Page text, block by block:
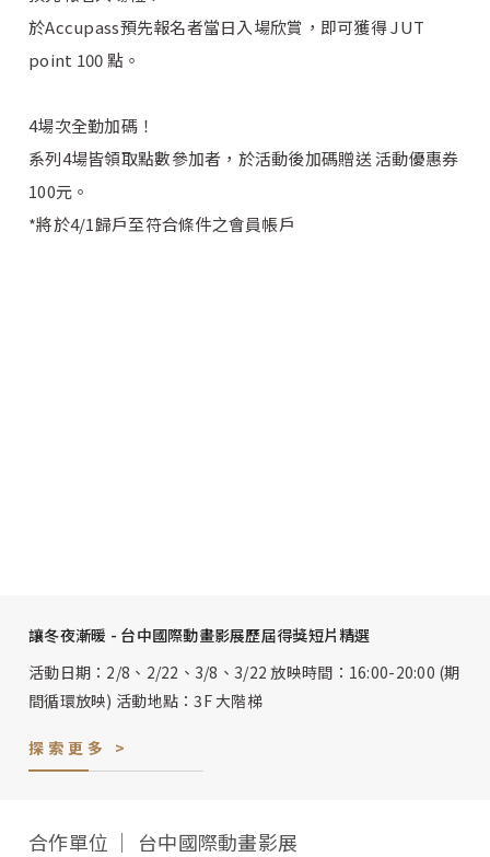
於Accupass預先報名者當日入場欣賞，即可獲得 JUT
point 100 點。
4場次全勤加碼！
系列4場皆領取點數參加者，於活動後加碼贈送 活動優惠券
100元。
*將於4/1歸戶至符合條件之會員帳戶
讓冬夜漸暖 - 台中國際動畫影展歷屆得獎短片精選
活動日期：2/8、2/22、3/8、3/22 放映時間：16:00-20:00 (期
間循環放映) 活動地點：3F 大階梯
探索更多 >
合作單位 │ 台中國際動畫影展